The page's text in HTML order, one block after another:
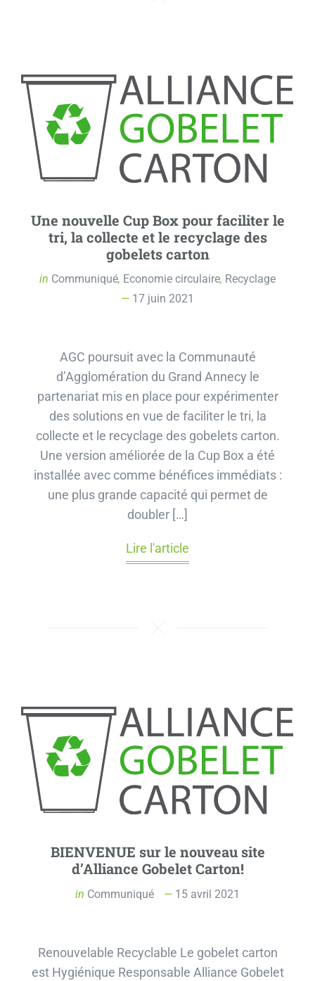
Une nouvelle Cup Box pour faciliter le
tri, la collecte et le recyclage des
gobelets carton
in Communiqué, Economie circulaire, Recyclage
17 juin 2021
AGC poursuit avec la Communauté
d’Agglomération du Grand Annecy le
partenariat mis en place pour expérimenter
des solutions en vue de faciliter le tri, la
collecte et le recyclage des gobelets carton.
Une version améliorée de la Cup Box a été
installée avec comme bénéfices immédiats :
une plus grande capacité qui permet de
doubler […]
Lire l'article
BIENVENUE sur le nouveau site
d’Alliance Gobelet Carton!
in Communiqué 15 avril 2021
Renouvelable Recyclable Le gobelet carton
est Hygiénique Responsable Alliance Gobelet